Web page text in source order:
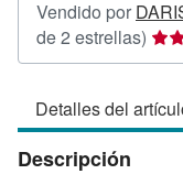
Vendido por
de 2 estrellas)
del
2
de
Detalles del
Descripción